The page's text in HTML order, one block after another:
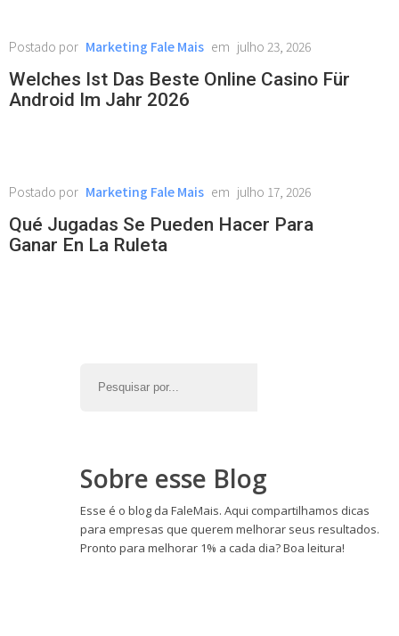
Welches Ist Das Beste Online Casino Für
Android Im Jahr 2026
Marketing Fale Mais julho 23, 2026
Qué Jugadas Se Pueden Hacer Para
Ganar En La Ruleta
Marketing Fale Mais julho 17, 2026
Sobre esse Blog
Esse é o blog da FaleMais. Aqui compartilhamos dicas
para empresas que querem melhorar seus resultados.
Pronto para melhorar 1% a cada dia? Boa leitura!